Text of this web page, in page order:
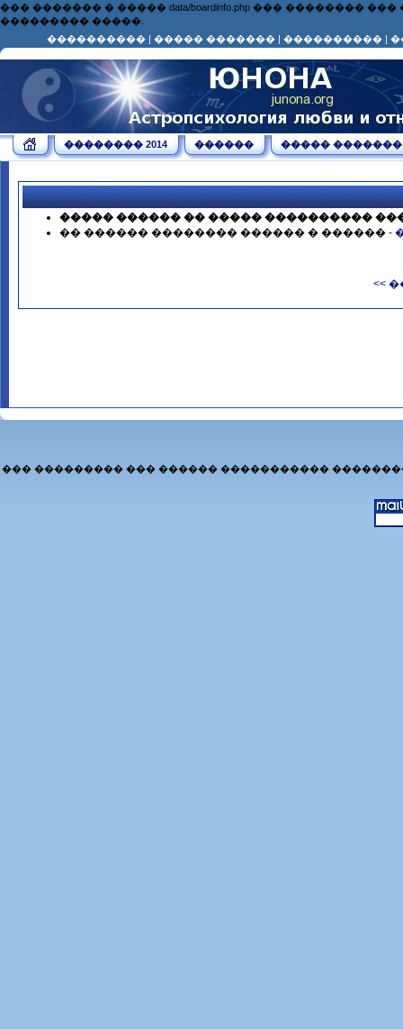
��� ������� � ����� data/boardinfo.php ���
��������� �����.
���������� | ����� ������� | ���������� |
�������� 2014 ������ ����� �������
����� ������ �� ����� ����������
�� ������ �������� ������ � ������ -
<<
��� ��������� ��� ������ �����������